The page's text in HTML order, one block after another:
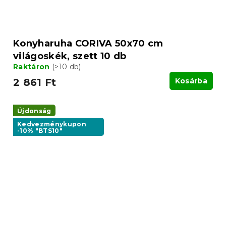
Konyharuha CORIVA 50x70 cm
világoskék, szett 10 db
Raktáron (>10 db)
2 861 Ft Kosárba
Újdonság
Kedvezménykupon
-10% "BTS10"